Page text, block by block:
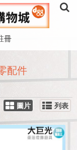
冊
配件
圖片 列表